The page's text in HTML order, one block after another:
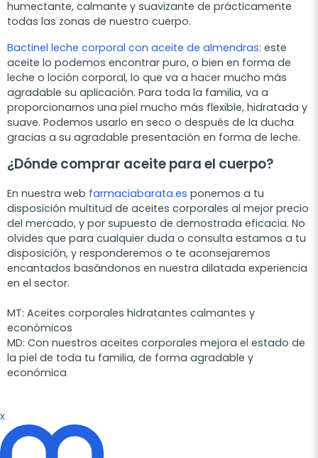
humectante, calmante y suavizante de prácticamente
todas las zonas de nuestro cuerpo.
Bactinel leche corporal con aceite de almendras: este
aceite lo podemos encontrar puro, o bien en forma de
leche o loción corporal, lo que va a hacer mucho más
agradable su aplicación. Para toda la familia, va a
proporcionarnos una piel mucho más flexible, hidratada y
suave. Podemos usarlo en seco o después de la ducha
gracias a su agradable presentación en forma de leche.
¿Dónde comprar aceite para el cuerpo?
En nuestra web farmaciabarata.es ponemos a tu
disposición multitud de aceites corporales al mejor precio
del mercado, y por supuesto de demostrada eficacia. No
olvides que para cualquier duda o consulta estamos a tu
disposición, y responderemos o te aconsejaremos
encantados basándonos en nuestra dilatada experiencia
en el sector.
MT: Aceites corporales hidratantes calmantes y
económicos
MD: Con nuestros aceites corporales mejora el estado de
la piel de toda tu familia, de forma agradable y
económica
x